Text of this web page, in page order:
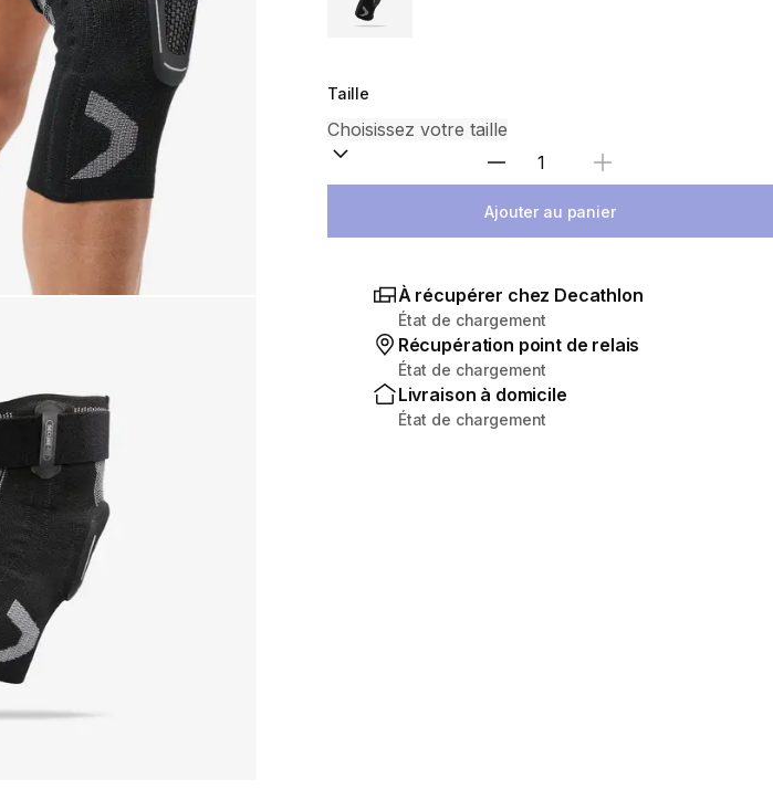
Taille
Sélectionnez la quantité
Ajouter au panier
À récupérer chez Decathlon
État de chargement
Récupération point de relais
État de chargement
Livraison à domicile
État de chargement